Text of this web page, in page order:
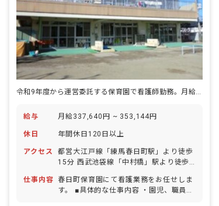
令和9年度から運営委託する保育園で看護師勤務。月給33.7万～の高待遇◎
給与 月給337,640円 ~ 353,144円
休日 年間休日120日以上
アクセス
都営大江戸線「練馬春日町駅」より徒歩
15分 西武池袋線「中村橋」駅より徒歩
貸与あり）
仕事内容
春日町保育園にて看護業務をお任せしま
す。 ■具体的な仕事内容 ・園児、職員の